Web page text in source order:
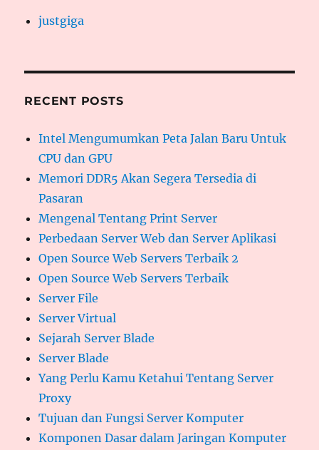
justgiga
RECENT POSTS
Intel Mengumumkan Peta Jalan Baru Untuk
CPU dan GPU
Memori DDR5 Akan Segera Tersedia di
Pasaran
Mengenal Tentang Print Server
Perbedaan Server Web dan Server Aplikasi
Open Source Web Servers Terbaik 2
Open Source Web Servers Terbaik
Server File
Server Virtual
Sejarah Server Blade
Server Blade
Yang Perlu Kamu Ketahui Tentang Server
Proxy
Tujuan dan Fungsi Server Komputer
Komponen Dasar dalam Jaringan Komputer